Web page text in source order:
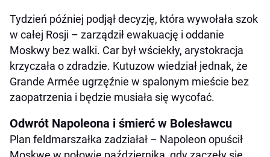
Tydzień później podjął decyzję, która wywołała szok
w całej Rosji – zarządził ewakuację i oddanie
Moskwy bez walki. Car był wściekły, arystokracja
krzyczała o zdradzie. Kutuzow wiedział jednak, że
Grande Armée ugrzęźnie w spalonym mieście bez
zaopatrzenia i będzie musiała się wycofać.
Odwrót Napoleona i śmierć w Bolesławcu
Plan feldmarszałka zadziałał – Napoleon opuścił